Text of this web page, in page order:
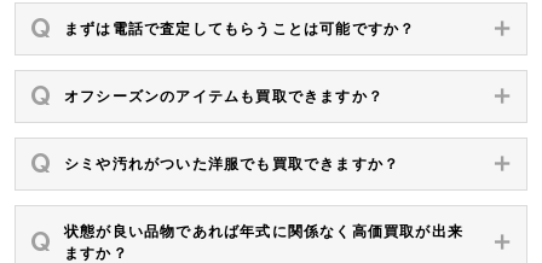
まずは電話で査定してもらうことは可能ですか？
オフシーズンのアイテムも買取できますか？
シミや汚れがついた洋服でも買取できますか？
状態が良い品物であれば年式に関係なく高価買取が出来
ますか？